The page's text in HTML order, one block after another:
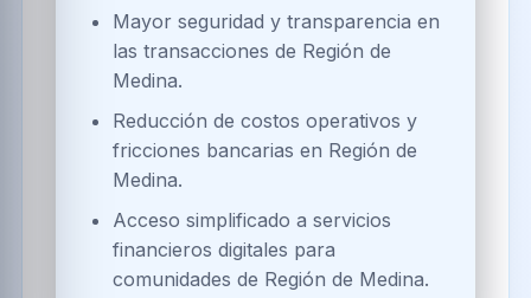
Mayor seguridad y transparencia en
las transacciones de Región de
Medina.
Reducción de costos operativos y
fricciones bancarias en Región de
Medina.
Acceso simplificado a servicios
financieros digitales para
comunidades de Región de Medina.